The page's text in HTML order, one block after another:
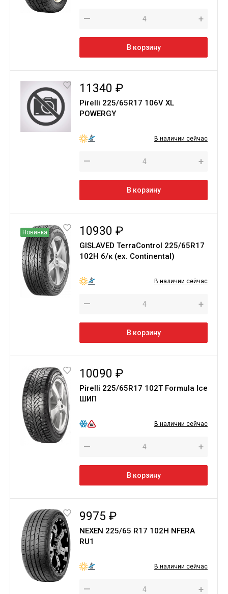
— +
В корзину
11340 ₽
Pirelli 225/65R17 106V XL
POWERGY
В наличии сейчас
— +
В корзину
Новинка 10930 ₽
GISLAVED TerraControl 225/65R17
102H б/к (ex. Continental)
В наличии сейчас
— +
В корзину
10090 ₽
Pirelli 225/65R17 102T Formula Ice
ШИП
В наличии сейчас
— +
В корзину
9975 ₽
NEXEN 225/65 R17 102H NFERA
RU1
В наличии сейчас
— +